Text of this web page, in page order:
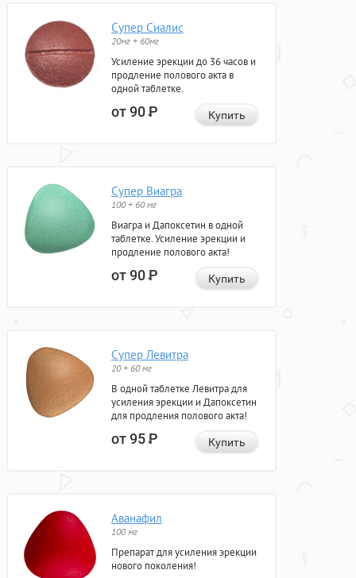
Супер Сиалис
20мг + 60мг
Усиление эрекции до 36 часов и
продление полового акта в
одной таблетке.
от 90Р Купить
Супер Виагра
100 + 60 мг
Виагра и Дапоксетин в одной
таблетке. Усиление эрекции и
продление полового акта!
от 90Р Купить
Супер Левитра
20 + 60 мг
В одной таблетке Левитра для
усиления эрекции и Дапоксетин
для продления полового акта!
от 95Р Купить
Аванафил
100 мг
Препарат для усиления эрекции
нового поколения!